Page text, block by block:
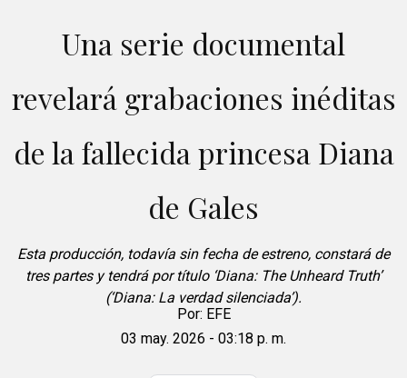
Una serie documental
revelará grabaciones inéditas
de la fallecida princesa Diana
de Gales
Esta producción, todavía sin fecha de estreno, constará de
tres partes y tendrá por título ‘Diana: The Unheard Truth’
(‘Diana: La verdad silenciada’).
Por: EFE
03 may. 2026 - 03:18 p. m.